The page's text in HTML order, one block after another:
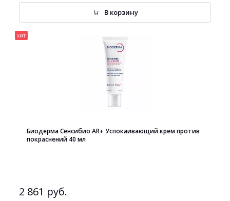
В корзину
хит
Биодерма Сенсибио AR+ Успокаивающий крем против
покраснений 40 мл
2 861 руб.